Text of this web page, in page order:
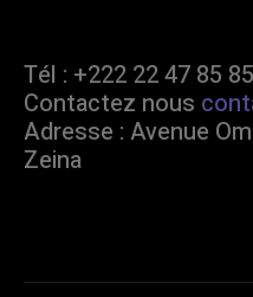
Tél : +222 22 47 85 85
Contactez nous
Adresse : Avenue
Zeina